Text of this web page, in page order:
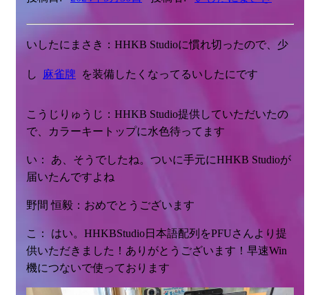
いしたにまさき：HHKB Studioに慣れ切ったので、少
し 麻雀牌 を装備したくなってるいしたにです
こうじりゅうじ：HHKB Studio提供していただいたの
で、カラーキートップに水色待ってます
い： あ、そうでしたね。ついに手元にHHKB Studioが
届いたんですよね
野間 恒毅：おめでとうございます
こ： はい。HHKBStudio日本語配列をPFUさんより提
供いただきました！ありがとうございます！早速Win
機につないで使っております